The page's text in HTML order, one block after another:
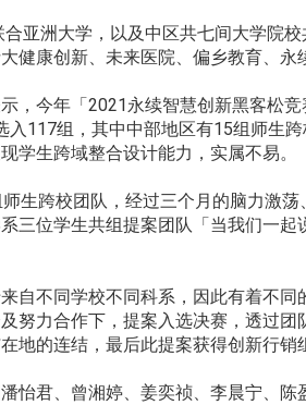
亚洲大学，以及中区共七间大学院
健康创新、未来医院、偏乡教育、永
，今年「2021永续智慧创新黑客松
117组，其中中部地区有15组师生
学生跨域整合设计能力，实属不易。
生跨校团队，经过三个月的脑力激
三位学生共组提案团队「当我们一
自不同学校不同科系，因此有着不
努力合作下，提案入选决赛，透过
的连结，最后此提案获得创新行销
怡君、曾湘婷、姜奕祯、李晨宁、